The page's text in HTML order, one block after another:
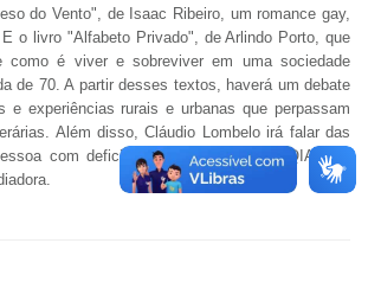
do Vento", de Isaac Ribeiro, um romance gay,
o livro "Alfabeto Privado", de Arlindo Porto, que
como é viver e sobreviver em uma sociedade
de 70. A partir desses textos, haverá um debate
e experiências rurais e urbanas que perpassam
Além disso, Cláudio Lombelo irá falar das
com deficiência no âmbito LGBTQIAPN+.